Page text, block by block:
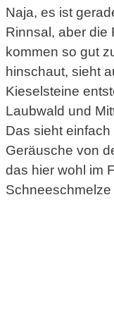
Naja, es ist
Rinnsal, aber die
kommen so gut
hinschaut, sieht
Kieselsteine
Laubwald und
Das sieht
Geräusche von
das hier wohl im